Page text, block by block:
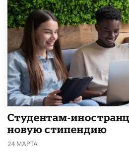
Студентам-
новую стипендию
24 МАРТА